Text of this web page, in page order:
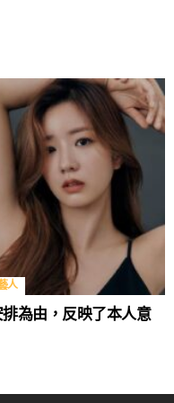
人
為由，反映了本人意